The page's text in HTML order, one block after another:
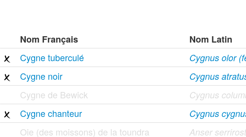
Nom Français Nom Latin
Cygne tuberculé
Cygnus olor
Cygne noir Cygnus
Cygne de Bewick Cygnus
Cygne chanteur Cygnus
Oie (des moissons) de la toundra Anser